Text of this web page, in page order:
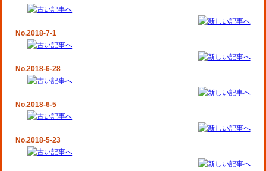
No.2018-7-1
No.2018-6-28
No.2018-6-5
No.2018-5-23